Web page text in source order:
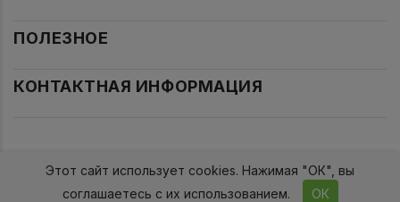
ПОЛЕЗНОЕ
КОНТАКТНАЯ ИНФОРМАЦИЯ
2017-2026гг. Проект 2015
Этот сайт использует cookies. Нажимая "ОК", вы
соглашаетесь с их использованием.
ОК